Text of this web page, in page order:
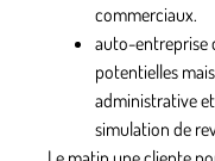
commerciaux.
auto-entreprise
potentielles
administrative
simulation de